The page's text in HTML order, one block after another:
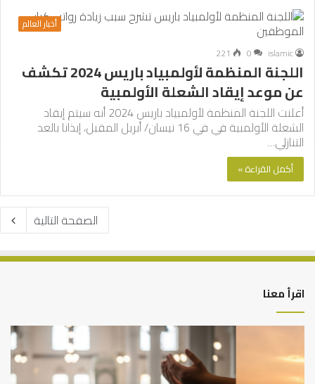
أخبار العالم
islamic
0
221
اللجنة المنظمة لأولمبياد باريس 2024 تكشف
عن موعد إيقاد الشعلة الأولمبية
أعلنت اللجنة المنظمة لأولمبياد باريس 2024 أنه سيتم إيقاد
الشعلة الأولمبية في في 16 نيسان/ أبريل المقبل، إيذانا بالعد
التنازلي…
أكمل القراءة »
الصفحة التالية
اقرأ معنا
أهم
عدم
استجابة